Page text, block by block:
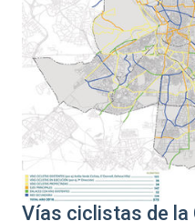
Vías ciclistas de la